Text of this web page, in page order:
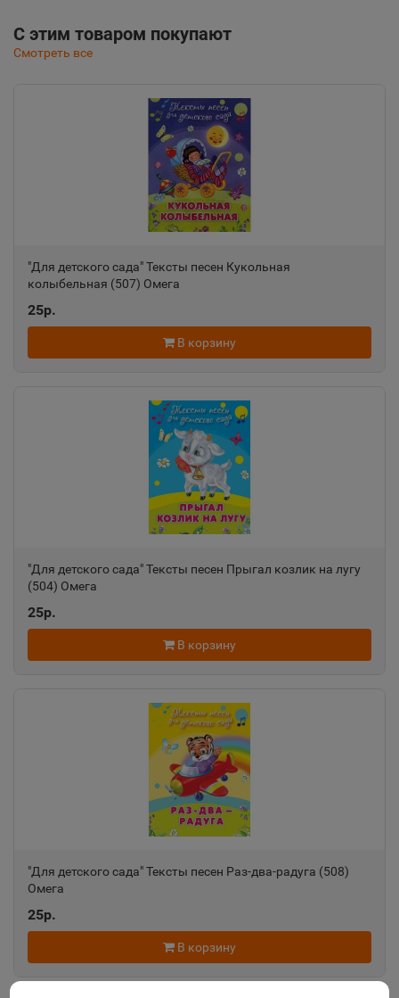
С этим товаром покупают
Смотреть все
"Для детского сада" Тексты песен Кукольная
колыбельная (507) Омега
25р.
В корзину
"Для детского сада" Тексты песен Прыгал козлик на лугу
(504) Омега
25р.
В корзину
"Для детского сада" Тексты песен Раз-два-радуга (508)
Омега
25р.
В корзину